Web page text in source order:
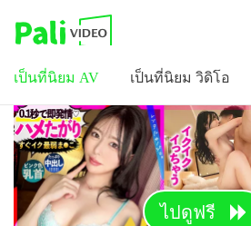
เป็นที่นิยม AV เป็นที่นิยม วิดิโอ
ไปดูฟรี